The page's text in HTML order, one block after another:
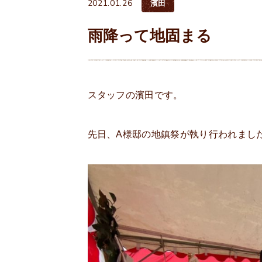
2021.01.26 濱田
雨降って地固まる
スタッフの濱田です。
先日、A様邸の地鎮祭が執り行われまし